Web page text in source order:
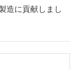
造に貢献しまし